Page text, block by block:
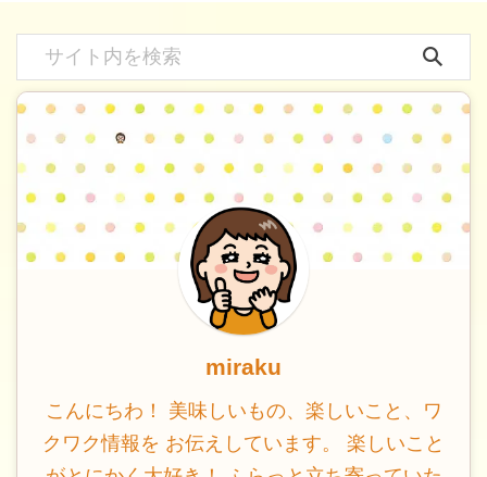
miraku
こんにちわ！ 美味しいもの、楽しいこと、ワ
クワク情報を お伝えしています。 楽しいこと